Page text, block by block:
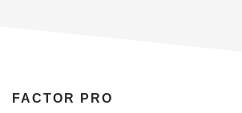
FACTOR PRO